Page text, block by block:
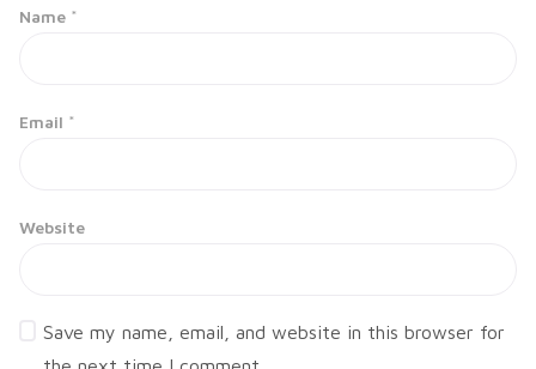
Name *
Email *
Website
Save my name, email, and website in this browser for